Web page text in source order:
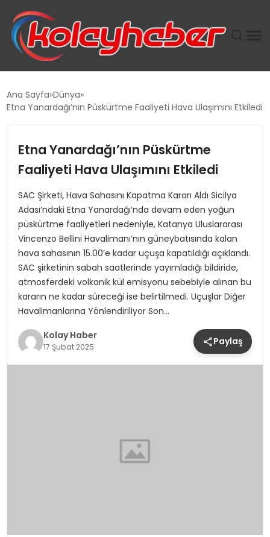
TANYER YAPI ZEMIN MÜHENDISLIĞINDE HEDEF
BÜYÜTTÜ
TOROSLAR’DA PAZAR GERGİNLİĞİ!
Ana Sayfa Dünya
Etna Yanardağı’nın Püskürtme Faaliyeti Hava Ulaşımını Etkiledi
Etna Yanardağı’nın Püskürtme
Faaliyeti Hava Ulaşımını Etkiledi
SAC Şirketi, Hava Sahasını Kapatma Kararı Aldı Sicilya
Adası’ndaki Etna Yanardağı’nda devam eden yoğun
püskürtme faaliyetleri nedeniyle, Katanya Uluslararası
Vincenzo Bellini Havalimanı’nın güneybatısında kalan
hava sahasının 15.00’e kadar uçuşa kapatıldığı açıklandı.
SAC şirketinin sabah saatlerinde yayımladığı bildiride,
atmosferdeki volkanik kül emisyonu sebebiyle alınan bu
kararın ne kadar süreceği ise belirtilmedi. Uçuşlar Diğer
Havalimanlarına Yönlendiriliyor Son…
Kolay Haber
17 Şubat 2025 Paylaş